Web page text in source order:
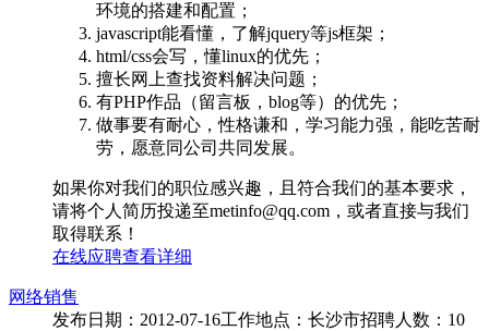
环境的搭建和配置；
javascript能看懂，了解jquery等js框架；
html/css会写，懂linux的优先；
擅长网上查找资料解决问题；
有PHP作品（留言板，blog等）的优先；
做事要有耐心，性格谦和，学习能力强，能吃苦耐
劳，愿意同公司共同发展。
如果你对我们的职位感兴趣，且符合我们的基本要求，
请将个人简历投递至metinfo@qq.com，或者直接与我们
取得联系！
在线应聘查看详细
网络销售
发布日期：2012-07-16工作地点：长沙市招聘人数：10